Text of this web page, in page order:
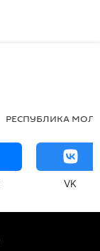
РЕСПУБЛИКА
VK